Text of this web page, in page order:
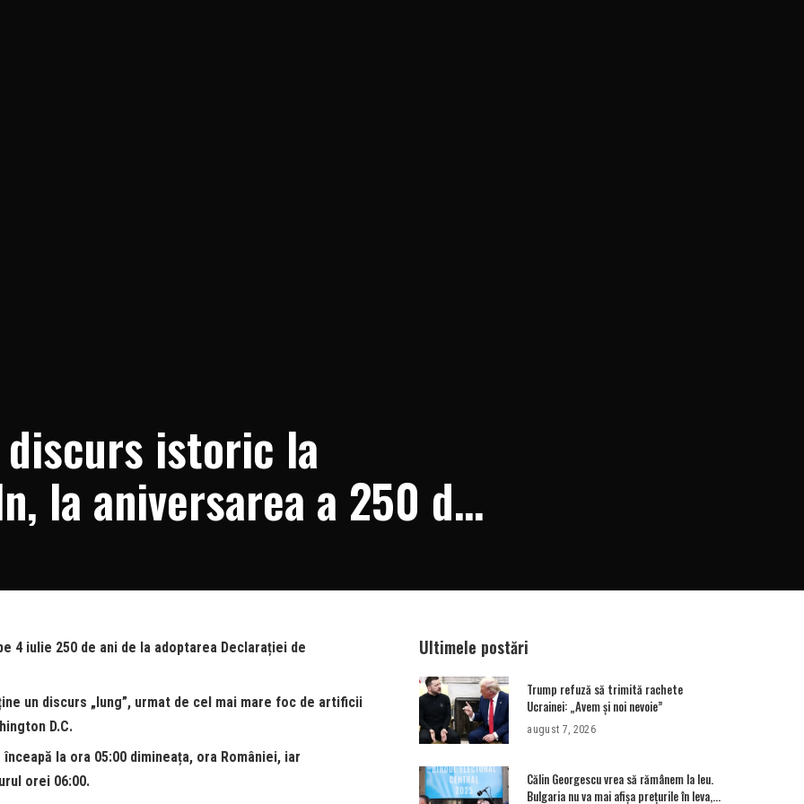
istoric la
la aniversarea a 250 de
Declarației de
4 iulie 250 de ani de la adoptarea Declarației de
un discurs „lung”, urmat de cel mai mare foc de artificii
D.C.
la ora 05:00 dimineața, ora României, iar
orei 06:00.
Ultimele postări
Trump refuză să trimită rachete
Ucrainei: „Avem și noi nevoie”
august 7, 2026
Călin Georgescu vrea să rămânem la leu.
Bulgaria nu va mai afișa prețurile în leva,